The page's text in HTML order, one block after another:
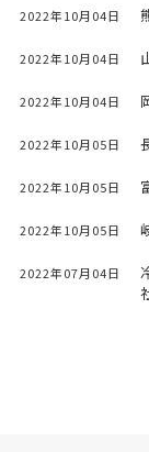
2022年10月04日
2022年10月04日
2022年10月04日
2022年10月05日
2022年10月05日
2022年10月05日
2022年07月04日